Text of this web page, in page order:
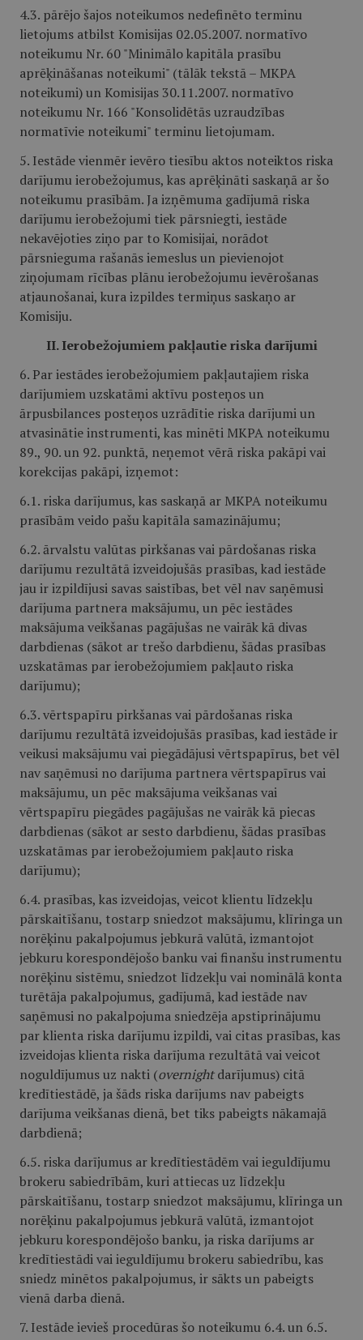
4.3. pārējo šajos noteikumos nedefinēto terminu
lietojums atbilst Komisijas 02.05.2007. normatīvo
noteikumu Nr. 60 "Minimālo kapitāla prasību
aprēķināšanas noteikumi" (tālāk tekstā – MKPA
noteikumi) un Komisijas 30.11.2007. normatīvo
noteikumu Nr. 166 "Konsolidētās uzraudzības
normatīvie noteikumi" terminu lietojumam.
5. Iestāde vienmēr ievēro tiesību aktos noteiktos riska
darījumu ierobežojumus, kas aprēķināti saskaņā ar šo
noteikumu prasībām. Ja izņēmuma gadījumā riska
darījumu ierobežojumi tiek pārsniegti, iestāde
nekavējoties ziņo par to Komisijai, norādot
pārsnieguma rašanās iemeslus un pievienojot
ziņojumam rīcības plānu ierobežojumu ievērošanas
atjaunošanai, kura izpildes termiņus saskaņo ar
Komisiju.
II. Ierobežojumiem pakļautie riska darījumi
6. Par iestādes ierobežojumiem pakļautajiem riska
darījumiem uzskatāmi aktīvu posteņos un
ārpusbilances posteņos uzrādītie riska darījumi un
atvasinātie instrumenti, kas minēti MKPA noteikumu
89., 90. un 92. punktā, neņemot vērā riska pakāpi vai
korekcijas pakāpi, izņemot:
6.1. riska darījumus, kas saskaņā ar MKPA noteikumu
prasībām veido pašu kapitāla samazinājumu;
6.2. ārvalstu valūtas pirkšanas vai pārdošanas riska
darījumu rezultātā izveidojušās prasības, kad iestāde
jau ir izpildījusi savas saistības, bet vēl nav saņēmusi
darījuma partnera maksājumu, un pēc iestādes
maksājuma veikšanas pagājušas ne vairāk kā divas
darbdienas (sākot ar trešo darbdienu, šādas prasības
uzskatāmas par ierobežojumiem pakļauto riska
darījumu);
6.3. vērtspapīru pirkšanas vai pārdošanas riska
darījumu rezultātā izveidojušās prasības, kad iestāde ir
veikusi maksājumu vai piegādājusi vērtspapīrus, bet vēl
nav saņēmusi no darījuma partnera vērtspapīrus vai
maksājumu, un pēc maksājuma veikšanas vai
vērtspapīru piegādes pagājušas ne vairāk kā piecas
darbdienas (sākot ar sesto darbdienu, šādas prasības
uzskatāmas par ierobežojumiem pakļauto riska
darījumu);
6.4. prasības, kas izveidojas, veicot klientu līdzekļu
pārskaitīšanu, tostarp sniedzot maksājumu, klīringa un
norēķinu pakalpojumus jebkurā valūtā, izmantojot
jebkuru korespondējošo banku vai finanšu instrumentu
norēķinu sistēmu, sniedzot līdzekļu vai nominālā konta
turētāja pakalpojumus, gadījumā, kad iestāde nav
saņēmusi no pakalpojuma sniedzēja apstiprinājumu
par klienta riska darījumu izpildi, vai citas prasības, kas
izveidojas klienta riska darījuma rezultātā vai veicot
noguldījumus uz nakti (overnightdarījumus) citā
kredītiestādē, ja šāds riska darījums nav pabeigts
darījuma veikšanas dienā, bet tiks pabeigts nākamajā
darbdienā;
6.5. riska darījumus ar kredītiestādēm vai ieguldījumu
brokeru sabiedrībām, kuri attiecas uz līdzekļu
pārskaitīšanu, tostarp sniedzot maksājumu, klīringa un
norēķinu pakalpojumus jebkurā valūtā, izmantojot
jebkuru korespondējošo banku, ja riska darījums ar
kredītiestādi vai ieguldījumu brokeru sabiedrību, kas
sniedz minētos pakalpojumus, ir sākts un pabeigts
vienā darba dienā.
7. Iestāde ievieš procedūras šo noteikumu 6.4. un 6.5.